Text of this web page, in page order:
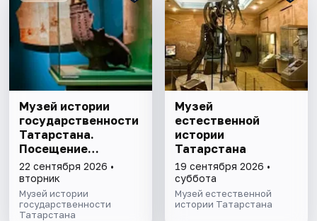
Музей истории
государственности
Татарстана.
Посещение
выставочного зала
и экспозиции
22 сентября 2026 •
вторник
Музей истории
государственности
Татарстана
Музей
естественной
истории
Татарстана
19 сентября 2026 •
суббота
Музей естественной
истории Татарстана